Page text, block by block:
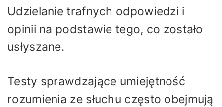
Udzielanie trafnych odpowiedzi i
opinii na podstawie tego, co zostało
usłyszane.
Testy sprawdzające umiejętność
rozumienia ze słuchu często obejmują